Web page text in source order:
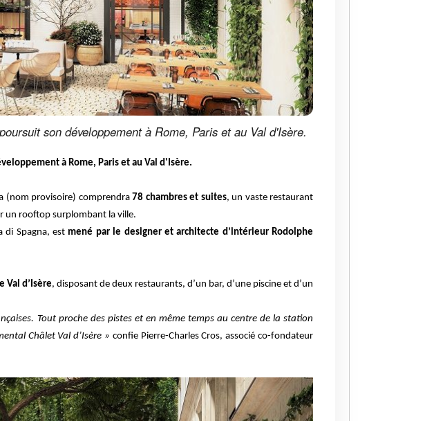
son développement à Rome, Paris et au Val d'Isère.
à Rome, Paris et au Val d'Isère.
(nom provisoire) comprendra 78 chambres et suites, un vaste restaurant
un rooftop surplombant la ville.
di Spagna, est mené par le designer et architecte d’intérieur Rodolphe
Val d’Isère, disposant de deux restaurants, d’un bar, d’une piscine et d’un
Tout proche des pistes et en même temps au centre de la station
Châlet Val d’Isère » confie Pierre-Charles Cros, associé co-fondateur